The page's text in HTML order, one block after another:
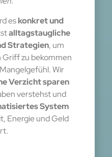
eskonkret und
alltagstaugliche
Strategien, um
Griff zu bekommen
Wir
Verzicht sparen
verstehst und
System
Energie und Geld